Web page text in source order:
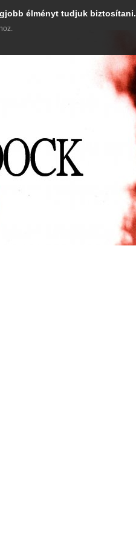
élményt tudjuk biztosítani.